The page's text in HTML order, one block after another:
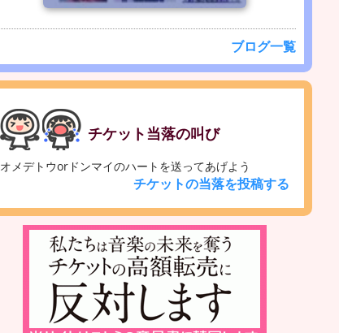
ブログ一覧
チケット当落の叫び
オメデトウorドンマイのハートを送ってあげよう
チケットの当落を投稿する